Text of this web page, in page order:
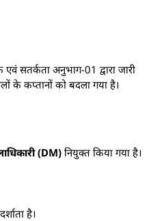
सतर्कता अनुभाग-01 द्वारा जारी
के कप्तानों को बदला गया है।
(DM) नियुक्त किया गया है।
है।